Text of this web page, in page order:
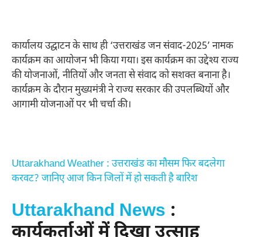
कार्यालय उद्घाटन के साथ ही ‘उत्तराखंड जन संवाद-2025’ नामक
कार्यक्रम का आयोजन भी किया गया। इस कार्यक्रम का उद्देश्य राज्य
की योजनाओं, नीतियों और जनता से संवाद को सशक्त बनाना है।
कार्यक्रम के दौरान मुख्यमंत्री ने राज्य सरकार की उपलब्धियों और
आगामी योजनाओं पर भी चर्चा की।
Uttarakhand Weather : उत्तराखंड का मौसम फिर बदलेगा
करवट? जानिए आज किन जिलों में हो सकती है बारिश
Uttarakhand News :